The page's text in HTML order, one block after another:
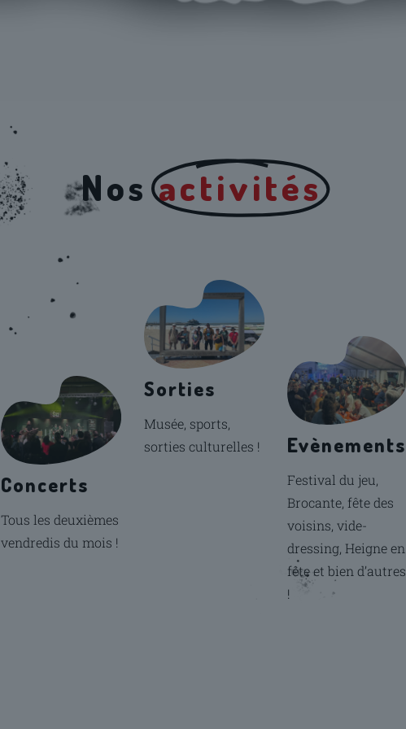
Nos activités
Concerts
Tous les deuxièmes
vendredis du mois !
Sorties
Musée, sports,
sorties culturelles !
Evènements
Festival du jeu,
Brocante, fête des
voisins, vide-
dressing, Heigne en
fête et bien d’autres
!